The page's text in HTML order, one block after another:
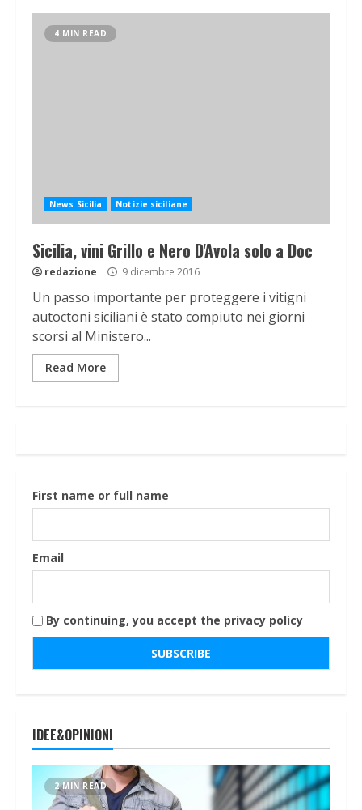
4 MIN READ
News Sicilia Notizie siciliane
Sicilia, vini Grillo e Nero D'Avola solo a Doc
redazione 9 dicembre 2016
Un passo importante per proteggere i vitigni
autoctoni siciliani è stato compiuto nei giorni
scorsi al Ministero...
Read More
First name or full name
Email
By continuing, you accept the privacy policy
IDEE&OPINIONI
2 MIN READ